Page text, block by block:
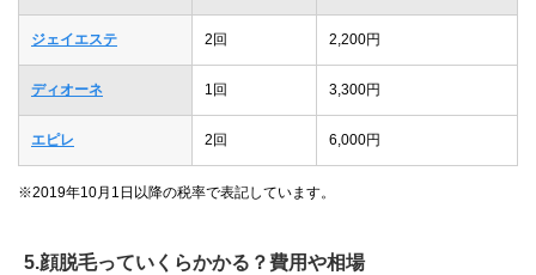
ジェイエステ 2回 2,200円
ディオーネ 1回 3,300円
エピレ 2回 6,000円
※2019年10月1日以降の税率で表記しています。
5.顔脱毛っていくらかかる？費用や相場